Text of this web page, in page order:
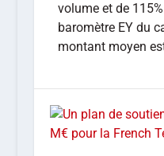
volume et de
baromètre EY du
montant moyen